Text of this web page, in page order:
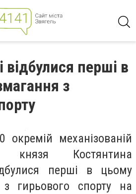
відбулися перші в
з
механізованій
Костянтина
перші в цьому
гирьового спорту на